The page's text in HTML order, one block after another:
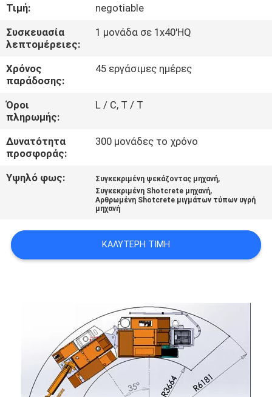
ΜΑΣ
ΕΛΆΤΕ
ΕΠΑΦΉ
ΜΕ
ΖΗΤΉΣΤΕ
ΈΝΑ
ΑΠΌΣΠΑΣΜΑ
Τιμή:
negotiable
Συσκευασία
λεπτομέρειες:
1 μονάδα σε 1x40'HQ
Χρόνος
παράδοσης:
45 εργάσιμες ημέρες
Όροι
πληρωμής:
L / C, T / T
Δυνατότητα
προσφοράς:
300 μονάδες το χρόνο
Υψηλό φως: Συγκεκριμένη ψεκάζοντας μηχανή,
Συγκεκριμένη Shotcrete μηχανή,
Αρθρωμένη Shotcrete μιγμάτων τύπων υγρή
μηχανή
ΚΑΛΎΤΕΡΗ ΤΙΜΉ